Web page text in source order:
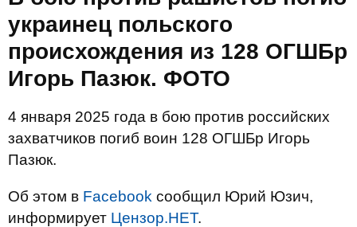
украинец польского
происхождения из 128 ОГШБр
Игорь Пазюк. ФОТО
4 января 2025 года в бою против российских
захватчиков погиб воин 128 ОГШБр Игорь
Пазюк.
Об этом в Facebook сообщил Юрий Юзич,
информирует Цензор.НЕТ.